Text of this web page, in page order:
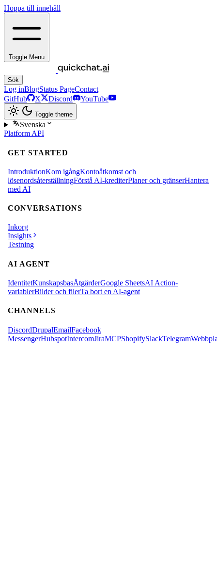
Hoppa till innehåll
Toggle Menu
Sök
Log inBlogStatus PageContact
GitHub
X Discord YouTube
Toggle theme
Svenska
Platform API
GET STARTED
IntroduktionKom igångKontoåtkomst och
lösenordsåterställningFörstå AI-krediterPlaner och gränserHantera
med AI
CONVERSATIONS
Inkorg
Insights
Testning
AI AGENT
IdentitetKunskapsbasÅtgärderGoogle SheetsAI Action-
variablerBilder och filerTa bort en AI-agent
CHANNELS
DiscordDrupalEmailFacebook
MessengerHubspotIntercomJiraMCPShopifySlackTelegram